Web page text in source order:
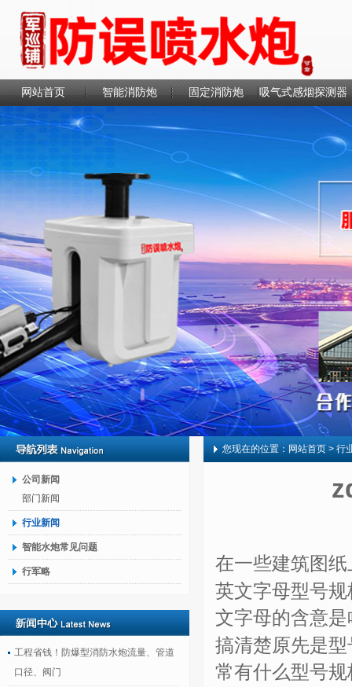
网站首页 智能消防炮 固定消防炮 吸气式感烟探测器
联系我们
公司新闻
部门新闻
行业新闻
智能水炮常见问题
行军略
工程省钱！防爆型消防水炮流量、管道
口径、阀门
您现在的位置： 网站首页 > 行
在一些建筑图
英文字母型号
文字母的含意
搞清楚原先是
常有什么型号